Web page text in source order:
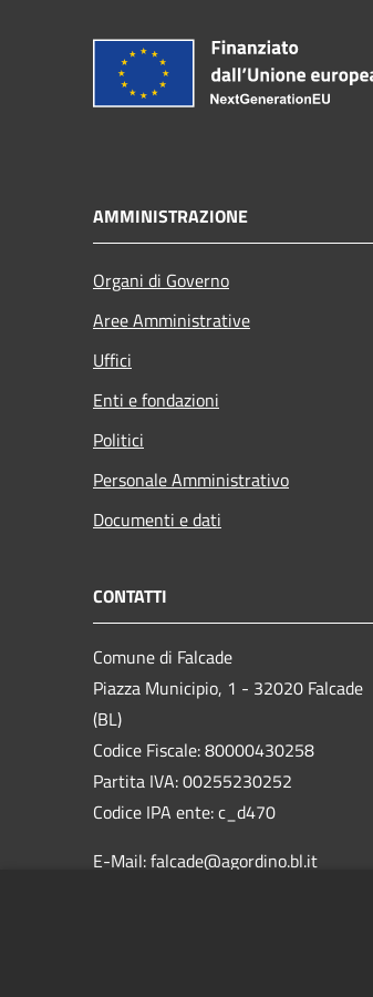
AMMINISTRAZIONE
Organi di Governo
Aree Amministrative
Uffici
Enti e fondazioni
Politici
Personale Amministrativo
Documenti e dati
CONTATTI
Comune di Falcade
Piazza Municipio, 1 - 32020 Falcade
(BL)
Codice Fiscale: 80000430258
Partita IVA: 00255230252
Codice IPA ente: c_d470
E-Mail: falcade@agordino.bl.it